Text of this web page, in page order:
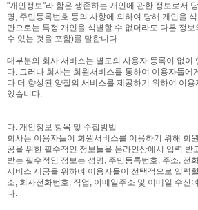
"개인정보"라 함은 생존하는 개인에 관한 정보로서
명, 주민등록번호 등의 사항에 의하여 당해 개인을
만으로는 특정 개인을 식별할 수 없더라도 다른 정
수 있는 것을 포함)를 말합니다.
대부분의 회사 서비스는 별도의 사용자 등록이 없이
다. 그러나 회사는 회원서비스를 통하여 이용자들에
다 더 향상된 양질의 서비스를 제공하기 위하여 이
있습니다.
다. 개인정보 항목 및 수집방법
회사는 이용자들이 회원서비스를 이용하기 위해 회
공을 위한 필수적인 정보들을 온라인상에서 입력 받
받는 필수적인 정보는 성명, 주민등록번호, 주소, 전
서비스 제공을 위하여 이용자들이 선택적으로 입력
소, 회사전화번호, 직업, 이메일주소 및 이메일 수신
다.